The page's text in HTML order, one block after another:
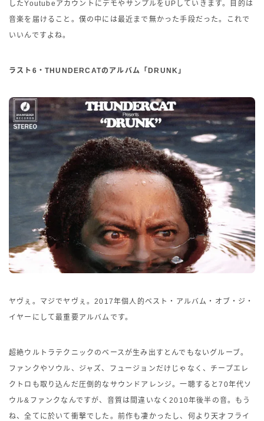
したYoutubeアカウントにデモやサンプルをUPしていきます。目的は
音楽を届けること。僕の中には最近まで無かった手段だった。これで
いいんですよね。
ラスト6・THUNDERCATのアルバム「DRUNK」
ヤヴぇ。マジでヤヴぇ。2017年個人的ベスト・アルバム・オブ・ジ・
イヤーにして最重要アルバムです。
超絶ウルトラテクニックのベースが生み出すとんでもないグルーブ。
ファンクやソウル、ジャズ、フュージョンだけじゃなく、チープエレ
クトロも取り込んだ圧倒的なサウンドアレンジ。一聴すると70年代ソ
ウル&ファンクなんですが、音質は間違いなく2010年後半の音。もう
ね、全てに於いて衝撃でした。前作も凄かったし、何より天才フライ